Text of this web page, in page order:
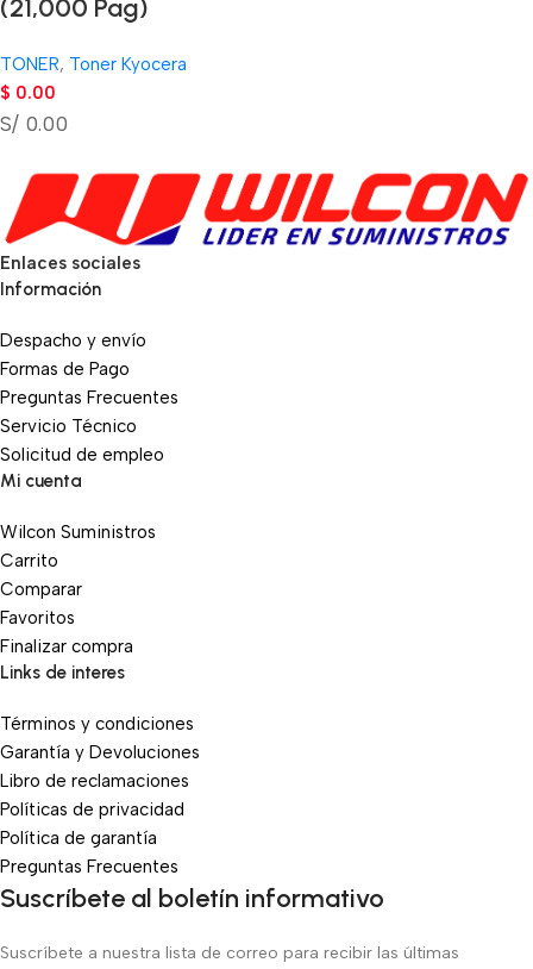
(21,000 Pag)
TONER, Toner Kyocera
$ 0.00
S/ 0.00
Enlaces sociales
Información
Despacho y envío
Formas de Pago
Preguntas Frecuentes
Servicio Técnico
Solicitud de empleo
Mi cuenta
Wilcon Suministros
Carrito
Comparar
Favoritos
Finalizar compra
Links de interes
Términos y condiciones
Garantía y Devoluciones
Libro de reclamaciones
Políticas de privacidad
Política de garantía
Preguntas Frecuentes
Suscríbete al boletín informativo
Suscríbete a nuestra lista de correo para recibir las últimas